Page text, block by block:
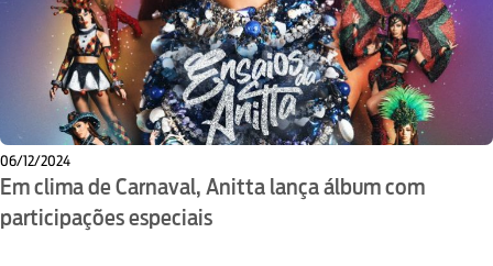
06/12/2024
Em clima de Carnaval, Anitta lança álbum com
participações especiais